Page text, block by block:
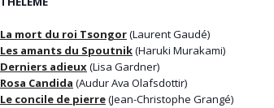
La mort du roi Tsongor(Laurent Gaudé)
Les amants du Spoutnik(Haruki Murakami)
Derniers adieux(Lisa Gardner)
Rosa Candida (Audur Ava Olafsdottir)
Le concile de pierre(Jean-Christophe Grangé)